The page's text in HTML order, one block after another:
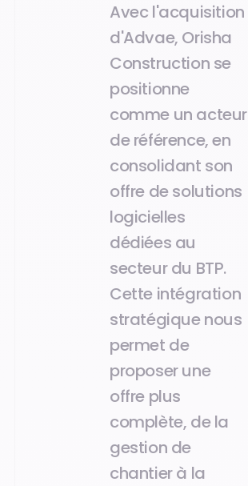
Avec l'acquisition
d'Advae, Orisha
Construction se
positionne
comme un acteur
de référence, en
consolidant son
offre de solutions
logicielles
dédiées au
secteur du BTP.
Cette intégration
stratégique nous
permet de
proposer une
offre plus
complète, de la
gestion de
chantier à la